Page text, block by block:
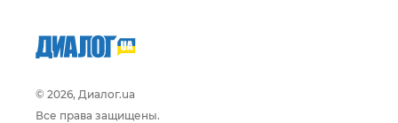
© 2026, Диалог.ua
Все права защищены.